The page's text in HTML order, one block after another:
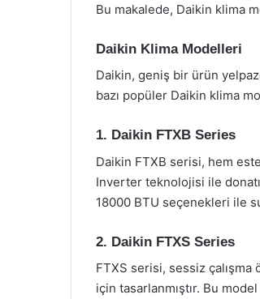
Bu makalede, Daikin klima
Daikin Klima Modelleri
Daikin, geniş bir ürün
bazı popüler Daikin klima
1. Daikin FTXB Series
Daikin FTXB serisi, hem
Inverter teknolojisi ile
18000 BTU seçenekleri ile
2. Daikin FTXS Series
FTXS serisi, sessiz çalışma
için tasarlanmıştır. Bu